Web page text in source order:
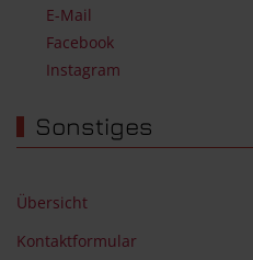
E-Mail
Facebook
Instagram
Sonstiges
Übersicht
Kontaktformular